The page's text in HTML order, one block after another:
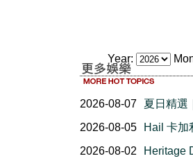
Year:
2026-08-07
夏日精選
2026-08-05
Hail 卡加
2026-08-02
Heritage